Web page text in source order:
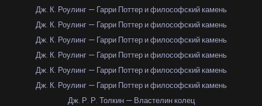
Дж. К. Роулинг — Гарри Поттер и философский камень
Дж. К. Роулинг — Гарри Поттер и философский камень
Дж. К. Роулинг — Гарри Поттер и философский камень
Дж. К. Роулинг — Гарри Поттер и философский камень
Дж. К. Роулинг — Гарри Поттер и философский камень
Дж. К. Роулинг — Гарри Поттер и философский камень
Дж. Р. Р. Толкин — Властелин колец